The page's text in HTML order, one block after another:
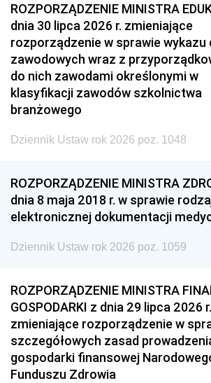
ROZPORZĄDZENIE MINISTRA
dnia 30 lipca 2026 r. zmieniające
rozporządzenie w sprawie wykazu
zawodowych wraz z
do nich zawodami określonymi w
klasyfikacji zawodów szkolnictwa
branżowego
Dziennik Ustaw rok 2026 poz. 1048
ROZPORZĄDZENIE MINISTRA
dnia 8 maja 2018 r. w sprawie
elektronicznej dokumentacji
Dziennik Ustaw rok 2026 poz. 1059
ROZPORZĄDZENIE MINISTRA
GOSPODARKI z dnia 29 lipca 2026 r.
zmieniające rozporządzenie w
szczegółowych zasad
gospodarki finansowej
Funduszu Zdrowia